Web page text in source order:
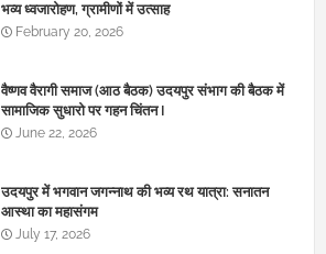
भव्य ध्वजारोहण, ग्रामीणों में उत्साह
February 20, 2026
वैष्णव वैरागी समाज (आठ बैठक) उदयपुर संभाग की बैठक में
सामाजिक सुधारो पर गहन चिंतन I
June 22, 2026
उदयपुर में भगवान जगन्नाथ की भव्य रथ यात्रा: सनातन
आस्था का महासंगम
July 17, 2026